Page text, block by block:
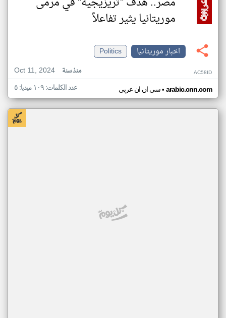
موريتانيا يثير تفاعلاً
اخبار موريتانيا
Politics
Oct 11, 2024
منذ سنة AC58ID
سي ان ان عربي• arabic.cnn.com عدد الكلمات: ١٠٩ ميديا: ٥